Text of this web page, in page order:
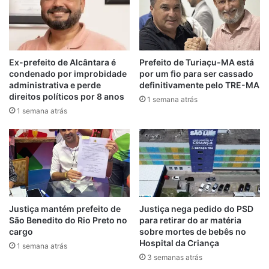
– Operação
A operação teve origem, em agosto de
2020, após o MPMA instaurar
Procedimento Investigatório Criminal (PIC),
para apurar eventuais irregularidades na
Cavalcante.
A quebra de sigilos bancário e fiscal do ex-
deputado revelou a existência de um
suposto esquema fraudulento de
“rachadinha”, no qual o pastor se apossava
de parte da remuneração de cinco
assessores nomeados para o gabinete dele
na Assembleia Legislativa do Maranhão
Ex-prefeito de Alcântara é
condenado por improbidade
administrativa e perde
direitos políticos por 8 anos
1 semana atrás
Prefeito de Turiaçu-MA está
por um fio para ser cassado
definitivamente pelo TRE-MA
1 semana atrás
Justiça mantém prefeito de
São Benedito do Rio Preto no
cargo
1 semana atrás
Justiça nega pedido do PSD
para retirar do ar matéria
sobre mortes de bebês no
Hospital da Criança
3 semanas atrás